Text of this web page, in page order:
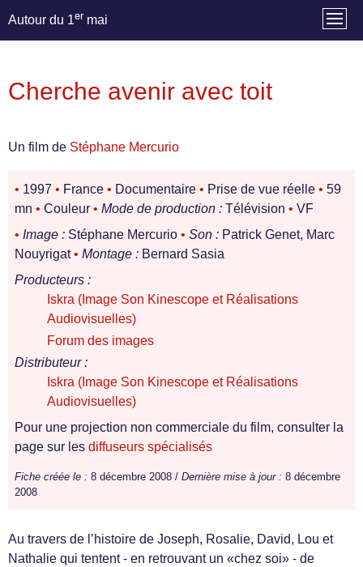
Autour du 1er mai
Cherche avenir avec toit
Un film de Stéphane Mercurio
• 1997 • France • Documentaire • Prise de vue réelle • 59
mn • Couleur • Mode de production : Télévision • VF
• Image : Stéphane Mercurio • Son : Patrick Genet, Marc
Nouyrigat• Montage : Bernard Sasia
Producteurs :
Iskra (Image Son Kinescope et Réalisations
Audiovisuelles)
Forum des images
Distributeur :
Iskra (Image Son Kinescope et Réalisations
Audiovisuelles)
Pour une projection non commerciale du film, consulter la
page sur les diffuseurs spécialisés
Fiche créée le : 8 décembre 2008 / Dernière mise à jour : 8 décembre
2008
Au travers de l’histoire de Joseph, Rosalie, David, Lou et
Nathalie qui tentent - en retrouvant un «chez soi» - de